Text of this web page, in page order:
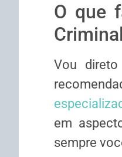
O que
Vou
em
sempre